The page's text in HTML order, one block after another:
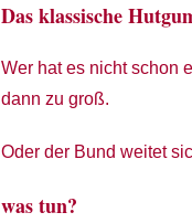
Das klassische
Wer hat es nicht schon
dann zu groß.
Oder der Bund weitet
was tun?